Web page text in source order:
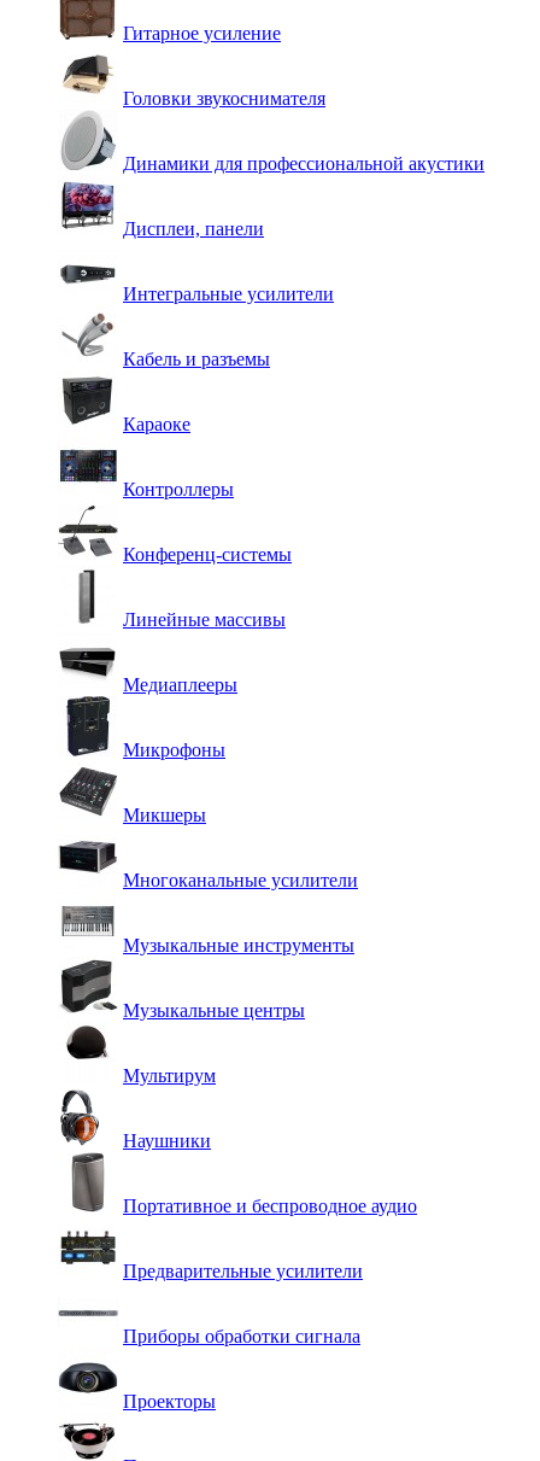
Гитарное усиление
Головки звукоснимателя
Динамики для профессиональной акустики
Дисплеи, панели
Интегральные усилители
Кабель и разъемы
Караоке
Контроллеры
Конференц-системы
Линейные массивы
Медиаплееры
Микрофоны
Микшеры
Многоканальные усилители
Музыкальные инструменты
Музыкальные центры
Мультирум
Наушники
Портативное и беспроводное аудио
Предварительные усилители
Приборы обработки сигнала
Проекторы